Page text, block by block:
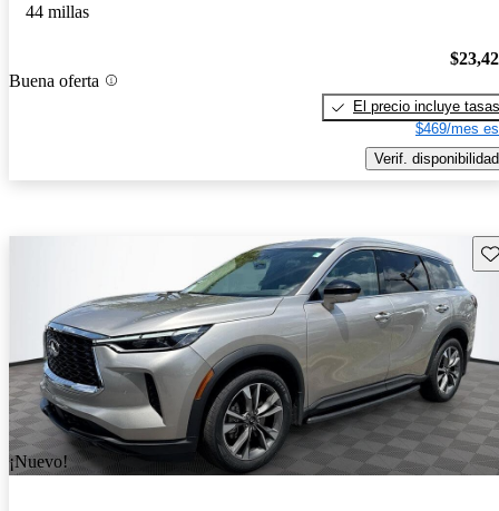
44 millas
Buena oferta
El precio incluye tasas
$469/mes
Verif. disponibilidad
¡Nuevo!